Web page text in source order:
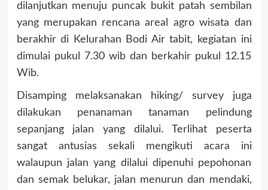
dilanjutkan menuju puncak bukit patah sembilan
yang merupakan rencana areal agro wisata dan
berakhir di Kelurahan Bodi Air tabit, kegiatan ini
dimulai pukul 7.30 wib dan berkahir pukul 12.15
Wib.
Disamping melaksanakan hiking/ survey juga
dilakukan penanaman tanaman pelindung
sepanjang jalan yang dilalui. Terlihat peserta
sangat antusias sekali mengikuti acara ini
walaupun jalan yang dilalui dipenuhi pepohonan
dan semak belukar, jalan menurun dan mendaki,